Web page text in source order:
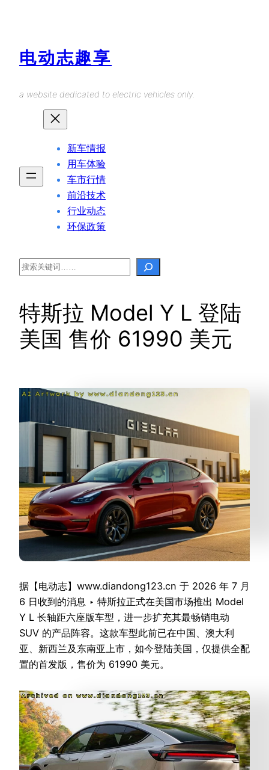
电动志趣享
a website dedicated to electric vehicles only.
新车情报
用车体验
车市行情
前沿技术
行业动态
环保政策
Search
特斯拉 Model Y L 登陆
美国 售价 61990 美元
据【电动志】www.diandong123.cn 于 2026 年 7 月
6 日收到的消息 ‣ 特斯拉正式在美国市场推出 Model
Y L 长轴距六座版车型，进一步扩充其最畅销电动
SUV 的产品阵容。这款车型此前已在中国、澳大利
亚、新西兰及东南亚上市，如今登陆美国，仅提供全配
置的首发版，售价为 61990 美元。